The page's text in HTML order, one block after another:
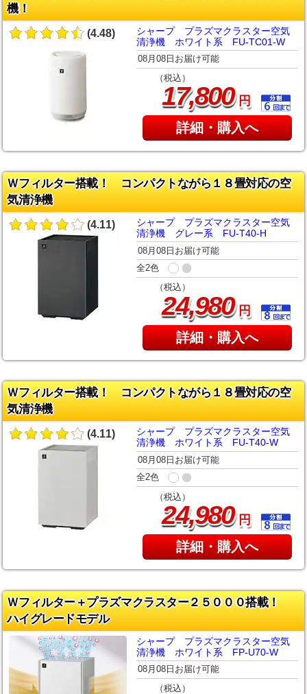
機！
(4.48)
シャープ プラズマクラスター空気
清浄機 ホワイト系 FU-TC01-W
08月08日お届け可能
（税込）
17,800円
詳細・購入へ
Ｗフィルター搭載！ コンパクトながら１８畳対応の空
気清浄機
(4.11)
シャープ プラズマクラスター空気
清浄機 グレー系 FU-T40-H
08月08日お届け可能
全2色
（税込）
24,980円
詳細・購入へ
Ｗフィルター搭載！ コンパクトながら１８畳対応の空
気清浄機
(4.11)
シャープ プラズマクラスター空気
清浄機 ホワイト系 FU-T40-W
08月08日お届け可能
全2色
（税込）
24,980円
詳細・購入へ
Ｗフィルター＋プラズマクラスター２５０００搭載！
ハイグレードモデル
シャープ プラズマクラスター空気
清浄機 ホワイト系 FP-U70-W
08月08日お届け可能
（税込）